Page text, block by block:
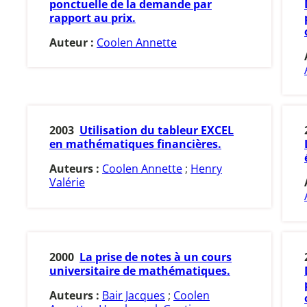
ponctuelle de la demande par
rapport au prix.
Auteur : Coolen Annette
2003 Utilisation du tableur EXCEL
en mathématiques financières.
Auteurs : Coolen Annette; Henry
Valérie
2000 La prise de notes à un cours
universitaire de mathématiques.
Auteurs : Bair Jacques ; Coolen